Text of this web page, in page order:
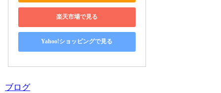
楽天市場で見る
Yahoo!ショッピングで見る
ブログ